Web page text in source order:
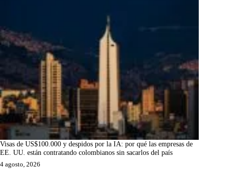
Visas de US$100.000 y despidos por la IA: por qué las empresas de
EE. UU. están contratando colombianos sin sacarlos del país
4 agosto, 2026